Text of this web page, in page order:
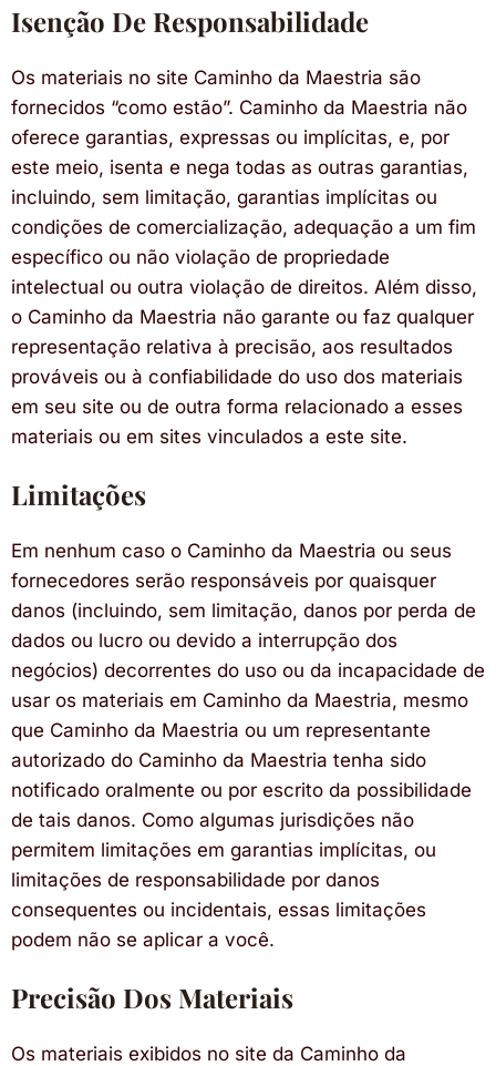
Isenção De Responsabilidade
Os materiais no site Caminho da Maestria são
fornecidos “como estão”. Caminho da Maestria não
oferece garantias, expressas ou implícitas, e, por
este meio, isenta e nega todas as outras garantias,
incluindo, sem limitação, garantias implícitas ou
condições de comercialização, adequação a um fim
específico ou não violação de propriedade
intelectual ou outra violação de direitos. Além disso,
o Caminho da Maestria não garante ou faz qualquer
representação relativa à precisão, aos resultados
prováveis ou à confiabilidade do uso dos materiais
em seu site ou de outra forma relacionado a esses
materiais ou em sites vinculados a este site.
Limitações
Em nenhum caso o Caminho da Maestria ou seus
fornecedores serão responsáveis por quaisquer
danos (incluindo, sem limitação, danos por perda de
dados ou lucro ou devido a interrupção dos
negócios) decorrentes do uso ou da incapacidade de
usar os materiais em Caminho da Maestria, mesmo
que Caminho da Maestria ou um representante
autorizado do Caminho da Maestria tenha sido
notificado oralmente ou por escrito da possibilidade
de tais danos. Como algumas jurisdições não
permitem limitações em garantias implícitas, ou
limitações de responsabilidade por danos
consequentes ou incidentais, essas limitações
podem não se aplicar a você.
Precisão Dos Materiais
Os materiais exibidos no site da Caminho da